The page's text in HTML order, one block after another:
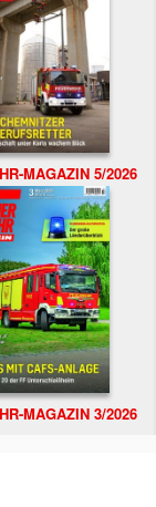
MAGAZIN 5/2026
MAGAZIN 3/2026